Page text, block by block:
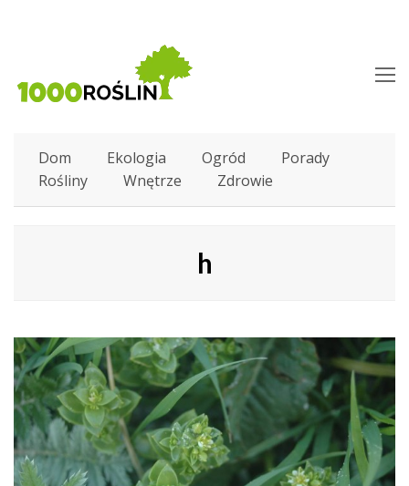
Dom Ekologia Ogród
Porady
Rośliny
Wnętrze Zdrowie
h